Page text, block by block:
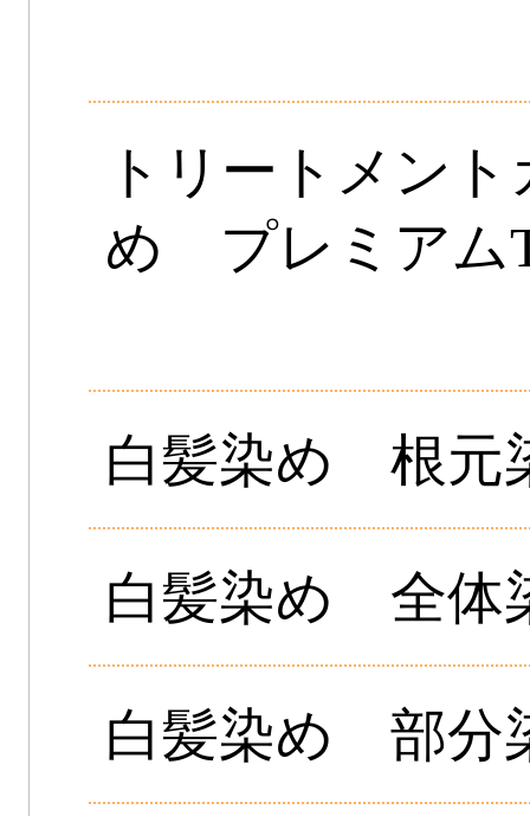
トリートメン
め プレミアム
白髪染め 根元
白髪染め 全体
白髪染め 部分